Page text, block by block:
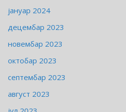
јануар 2024
децембар 2023
новембар 2023
октобар 2023
септембар 2023
август 2023